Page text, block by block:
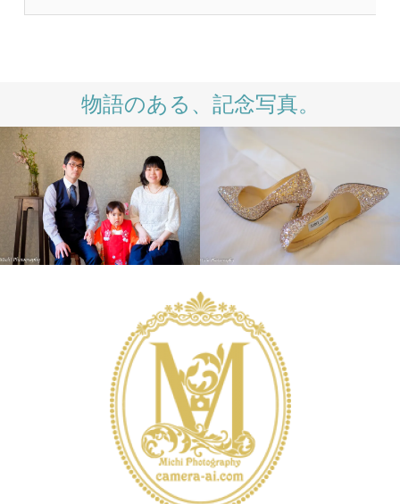
物語のある、記念写真。
LIFESTYLE
PHOTO
LONDON PHOTO
SESSION
WEDDING